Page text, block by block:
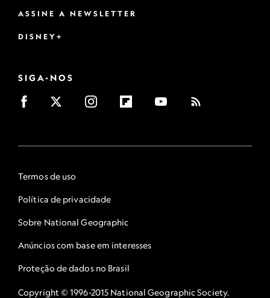
ASSINE A NEWSLETTER
DISNEY+
SIGA-NOS
Termos de uso
Política de privacidade
Sobre National Geographic
Anúncios com base em interesses
Proteção de dados no Brasil
Copyright © 1996-2015 National Geographic Society.